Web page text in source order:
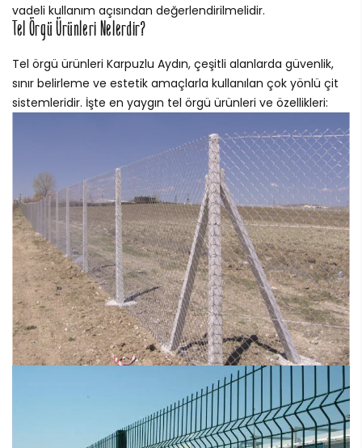
vadeli kullanım açısından değerlendirilmelidir.
Tel Örgü Ürünleri Nelerdir?
Tel örgü ürünleri Karpuzlu Aydın, çeşitli alanlarda güvenlik,
sınır belirleme ve estetik amaçlarla kullanılan çok yönlü çit
sistemleridir. İşte en yaygın tel örgü ürünleri ve özellikleri: